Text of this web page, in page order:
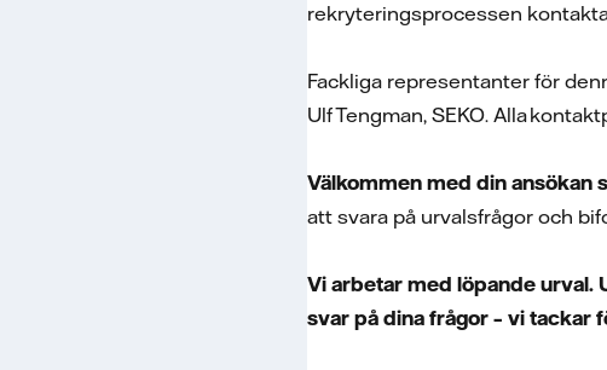
rekryteringsprocessen
Fackliga representanter för
Ulf Tengman, SEKO. Alla
Välkommen med din ansökan
att svara på urvalsfrågor och
Vi arbetar med löpande urval.
svar på dina frågor – vi tackar